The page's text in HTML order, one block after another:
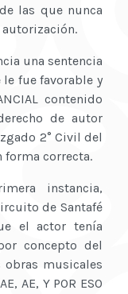
las que nunca
una sentencia
fue favorable y
contenido
de autor
2° Civil del
correcta.
instancia,
de Santafé
el actor tenía
concepto del
musicales
AE, Y POR ESO